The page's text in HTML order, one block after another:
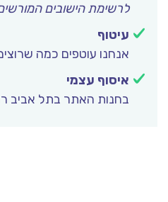
לרשימת הישובים המורשים
עיטוף
אנחנו עוטפים כמה שרוצים
איסוף עצמי
בחנות האתר בתל אביב רחוב